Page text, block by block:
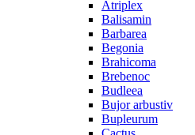
Atriplex
Balisamin
Barbarea
Begonia
Brahicoma
Brebenoc
Budleea
Bujor arbustiv
Bupleurum